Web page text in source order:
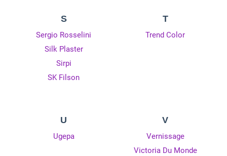
S
Sergio Rosselini
Silk Plaster
Sirpi
SK Filson
T
Trend Color
U
Ugepa
V
Vernissage
Victoria Du Monde